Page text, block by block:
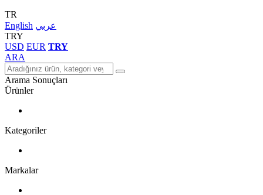
TR
English عربي
TRY
USD EUR TRY
ARA
Arama Sonuçları
Ürünler
Kategoriler
Markalar